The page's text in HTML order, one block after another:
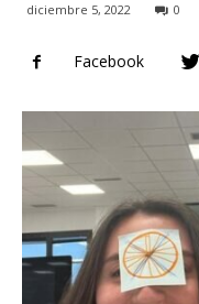
diciembre 5, 2022 0
Facebook